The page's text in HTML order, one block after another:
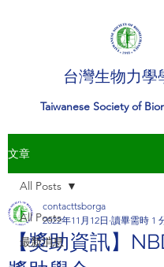
台灣生物力學
Taiwanese Society of
文章
All Posts
最新消息
All Posts
【獎助資訊】
contacttsborga
2022年11月12日 讀畢需時 1